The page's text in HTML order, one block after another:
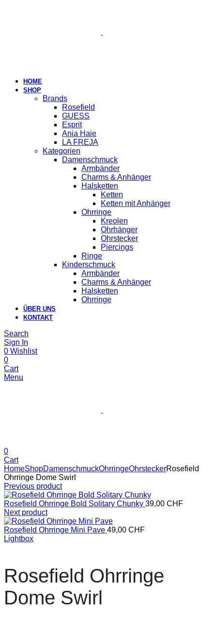
HOME
SHOP
Brands
Rosefield
GUESS
Esprit
Ania Haie
LA FREJA
Kategorien
Damenschmuck
Armbänder
Charms & Anhänger
Halsketten
Ketten
Ketten mit Anhänger
Ohrringe
Kreolen
Ohrhänger
Ohrstecker
Piercings
Ringe
Kinderschmuck
Armbänder
Charms & Anhänger
Halsketten
Ohrringe
ÜBER UNS
KONTAKT
Search
Sign In
0 Wishlist
0
Cart
Menu
0
Cart
HomeShopDamenschmuckOhrringeOhrsteckerRosefield
Ohrringe Dome Swirl
Previous product
Rosefield Ohrringe Bold Solitary Chunky 39,00 CHF
Next product
Rosefield Ohrringe Mini Pave 49,00 CHF
Lightbox
Rosefield Ohrringe
Dome Swirl